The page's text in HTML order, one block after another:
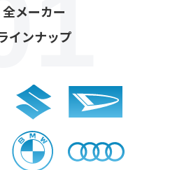
全メーカー
インナップ